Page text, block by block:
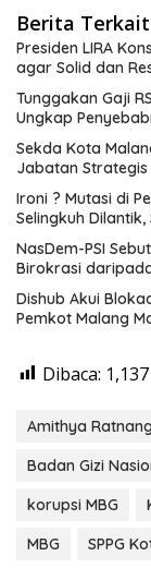
Berita Terkait
Presiden LIRA
agar Solid dan
Tunggakan Gaji
Ungkap
Sekda Kota
Jabatan Strategis
Ironi ? Mutasi di
Selingkuh
NasDem-PSI
Birokrasi
Dishub Akui
Pemkot Malang
Dibaca: 1,137
Amithya
Badan Gizi
korupsi MBG
MBG
SPPG